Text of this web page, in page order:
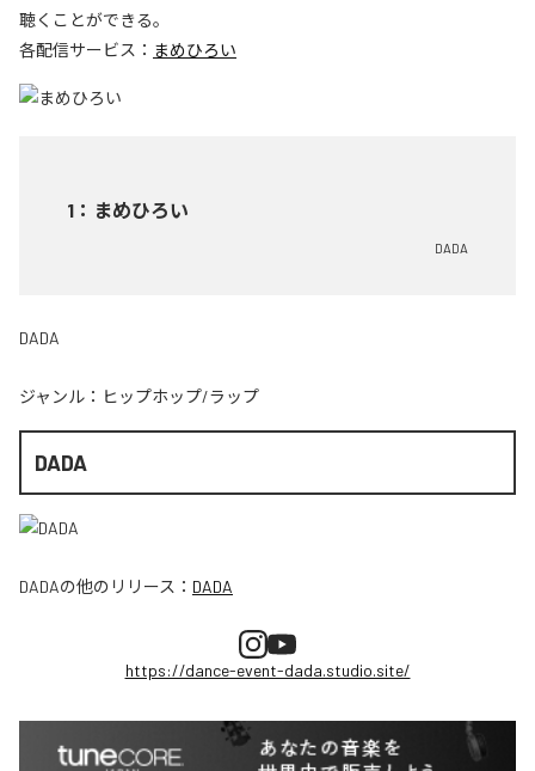
聴くことができる。
各配信サービス： まめひろい
1 ： まめひろい
DADA
DADA
ジャンル： ヒップホップ/ラップ
DADA
DADAの他のリリース： DADA
https://dance-event-dada.studio.site/